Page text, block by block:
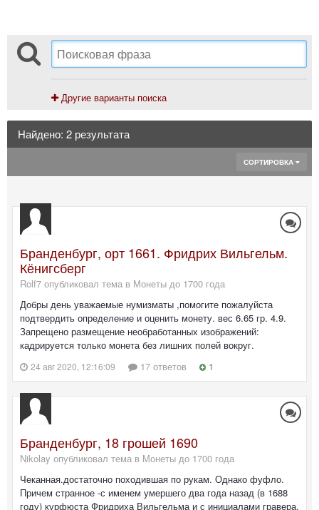
Другие варианты поиска
Найдено: 2 результата
СОРТИРОВКА
Бранденбург, орт 1661. Фридрих Вильгельм.
Кёнигсберг
Rolf7 опубликовал тема в Монеты до 1700 года
Добры день уважаемые нумизматы ,помогите пожалуйста
подтвердить определение и оценить монету. вес 6.65 гр. 4.9.
Запрещено размещение необработанных изображений:
кадрируется только монета без лишних полей вокруг.
24 авг 2020, 12:16:09 17 ответов 1
Бранденбург, 18 грошей 1690
Nikolay опубликовал тема в Монеты до 1700 года
Чеканная.достаточно походившая по рукам. Однако фуфло.
Причем странное -с именем умершего два года назад (в 1688
году) курфюста Фридриха Вильгельма и с инициалами гравера,